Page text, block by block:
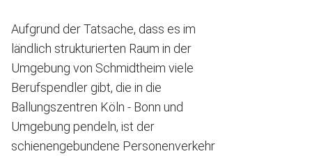
Aufgrund der Tatsache, dass es im
ländlich strukturierten Raum in der
Umgebung von Schmidtheim viele
Berufspendler gibt, die in die
Ballungszentren Köln - Bonn und
Umgebung pendeln, ist der
schienengebundene Personenverkehr